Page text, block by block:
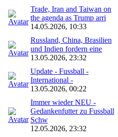
Trade, Iran and Taiwan on
the agenda as Trump arri
14.05.2026, 10:33
Russland, China, Brasilien
und Indien fordern eine
13.05.2026, 23:32
Update - Fussball -
International -
13.05.2026, 00:22
Immer wieder NEU -
Gedankenfutter zu Fussball
Schw
12.05.2026, 23:32